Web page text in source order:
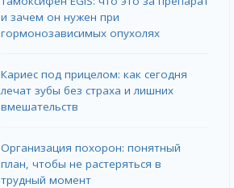
и зачем он нужен при
гормонозависимых опухолях
Кариес под прицелом: как сегодня
лечат зубы без страха и лишних
вмешательств
Организация похорон: понятный
план, чтобы не растеряться в
трудный момент